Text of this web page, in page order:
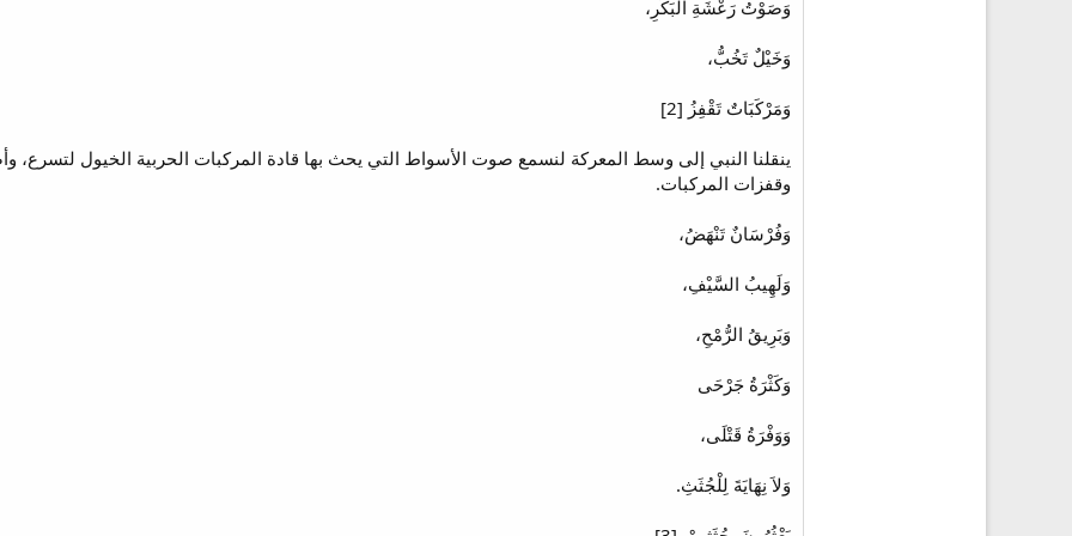
وَصَوْتُ رَعْشَةِ الْبَكَرِ،
وَخَيْلٌ تَخُبُّ،
وَمَرْكَبَاتٌ تَقْفِزُ [2]
ينقلنا النبي إلى وسط المعركة لنسمع صوت الأسواط التي يحث بها قادة المركبات الحربية الخيول لتسرع،
وقفزات المركبات.
وَفُرْسَانٌ تَنْهَضُ،
وَلَهِيبُ السَّيْفِ،
وَبَرِيقُ الرُّمْحِ،
وَكَثْرَةُ جَرْحَى
وَوَفْرَةُ قَتْلَى،
وَلاَ نِهَايَةَ لِلْجُثَثِ.